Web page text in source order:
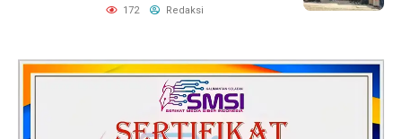
Usaha Ekonomi Produktif
172 Redaksi